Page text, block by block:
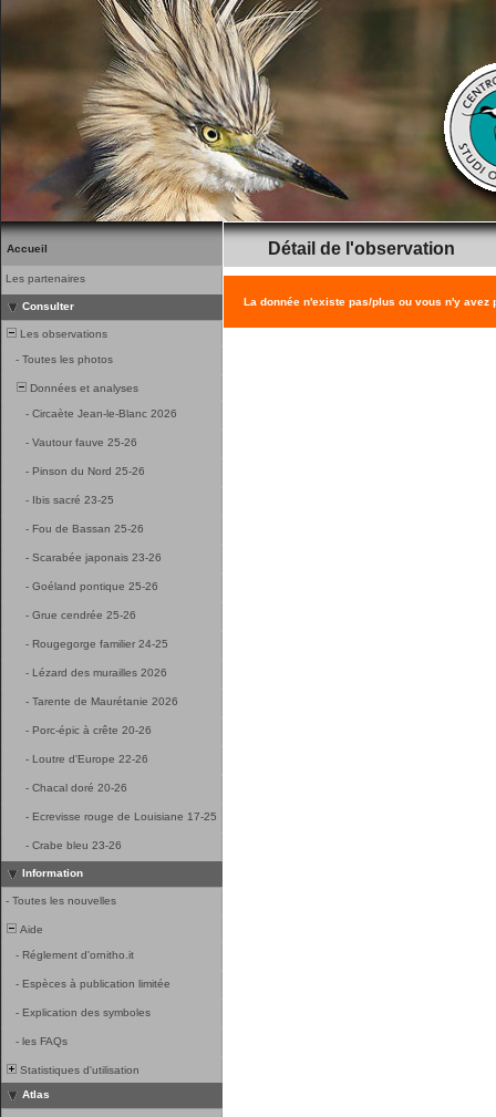
Accueil
Les partenaires
Consulter
Les observations
- Toutes les photos
Données et analyses
- Circaète Jean-le-Blanc 2026
- Vautour fauve 25-26
- Pinson du Nord 25-26
- Ibis sacré 23-25
- Fou de Bassan 25-26
- Scarabée japonais 23-26
- Goéland pontique 25-26
- Grue cendrée 25-26
- Rougegorge familier 24-25
- Lézard des murailles 2026
- Tarente de Maurétanie 2026
- Porc-épic à crête 20-26
- Loutre d'Europe 22-26
- Chacal doré 20-26
- Ecrevisse rouge de Louisiane 17-25
- Crabe bleu 23-26
Information
- Toutes les nouvelles
Aide
- Réglement d'ornitho.it
- Espèces à publication limitée
- Explication des symboles
- les FAQs
Statistiques d'utilisation
Atlas
Détail de l'observation
La donnée n'existe pas/plus ou vous n'y avez